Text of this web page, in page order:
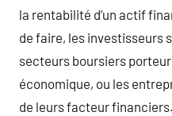
la rentabilité d’un actif
de faire, les investisseurs
secteurs boursiers
économique, ou les
de leurs facteur financiers.